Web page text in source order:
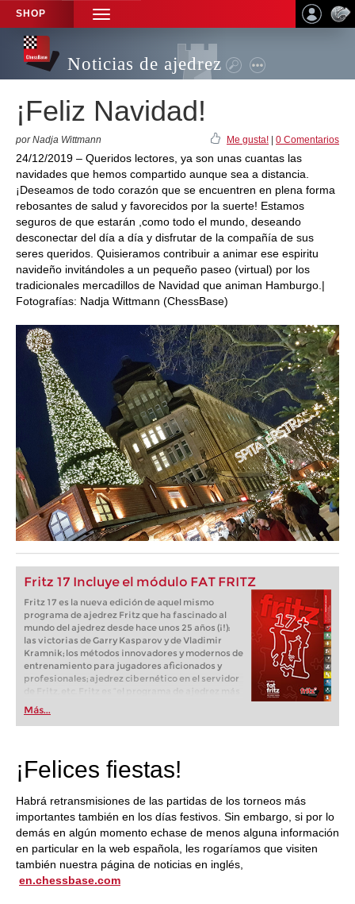
SHOP
TOGGLE
NAVIGATION
Noticias de ajedrez
¡Feliz Navidad!
por Nadja Wittmann Me gusta! 0 Comentarios
24/12/2019 – Queridos lectores, ya son unas cuantas las
navidades que hemos compartido aunque sea a distancia.
¡Deseamos de todo corazón que se encuentren en plena forma
rebosantes de salud y favorecidos por la suerte! Estamos
seguros de que estarán ,como todo el mundo, deseando
desconectar del día a día y disfrutar de la compañía de sus
seres queridos. Quisieramos contribuir a animar ese espiritu
navideño invitándoles a un pequeño paseo (virtual) por los
tradicionales mercadillos de Navidad que animan Hamburgo.|
Fotografías: Nadja Wittmann (ChessBase)
Fritz 17 Incluye el módulo FAT FRITZ
Fritz 17 es la nueva edición de aquel mismo
programa de ajedrez Fritz que ha fascinado al
mundo del ajedrez desde hace unos 25 años (¡!):
las victorias de Garry Kasparov y de Vladimir
Kramnik; los métodos innovadores y modernos de
entrenamiento para jugadores aficionados y
profesionales; ajedrez cibernético en el servidor
popular de Alemania” (Der Spiegel) y ofrece todo
lo que necesita el ajedrecista. La novedad más
espectacular: Fritz 17 incluye el módulo basado
Más...
¡Felices fiestas!
Habrá retransmisiones de las partidas de los torneos más
importantes también en los días festivos. Sin embargo, si por lo
demás en algún momento echase de menos alguna información
en particular en la web española, les rogaríamos que visiten
también nuestra página de noticias en inglés,
en.chessbase.com